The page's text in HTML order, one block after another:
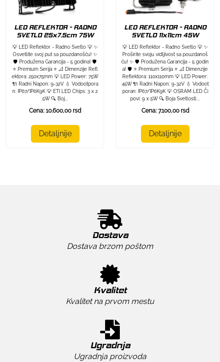
LED REFLEKTOR - RADNO
SVETLO 25x7.5cm 75W
💡 LED Reflektor - Radno Svetlo 💡 ✨
Osvetlite svoj put sa pouzdanošću! ✨
🛡️ Produžena Garancija - 5 godina! 🛡️
⭐ Premium Serija ⭐ 📐 Dimenzije Refl
ektora: 250x75mm 💡 LED Power: 75W
🔌 Radni Napon: 9-32V 💧 Vodootpora
n: IP67/IP6K9K 💡 ETI LED Chips: 3 x 2
5W 🔍 Boj...
Cena: 10.600,00 rsd
Detaljnije
LED REFLEKTOR - RADNO
SVETLO 11x11cm 45W
💡 LED Reflektor - Radno Svetlo 💡 ✨
Proširite svoju vidljivost sa pouzdanoš
ću! ✨ 🛡️ Produžena Garancija - 5 godin
a! 🛡️ ⭐ Premium Serija ⭐ 📐 Dimenzije
Reflektora: 110x110mm 💡 LED Power:
45W 🔌 Radni Napon: 9-32V 💧 Vodoot
poran: IP67/IP6K9K 💡 OSRAM LED Či
povi: 9 x 5W 🔍 Boja Svetlosti:...
Cena: 7.100,00 rsd
Detaljnije
Dostava
Dostava brzom poštom
Kvalitet
Kvalitet na prvom mestu
Ugradnja
Ugradnja proizvoda